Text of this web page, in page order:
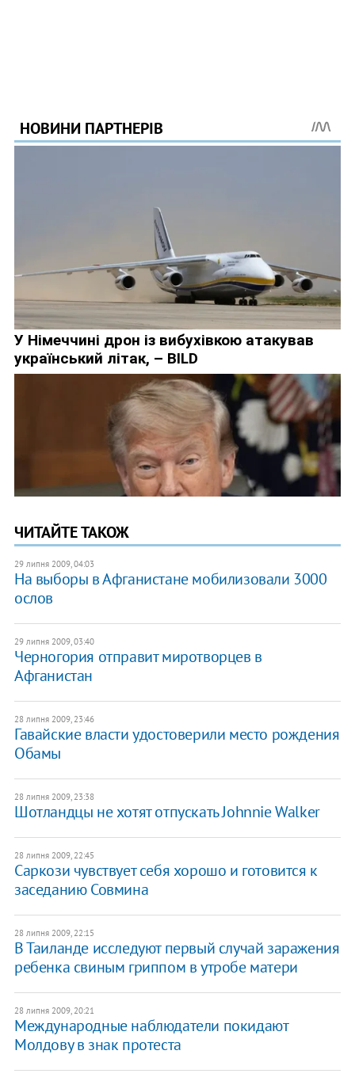
ЧИТАЙТЕ ТАКОЖ
29 липня 2009, 04:03
На выборы в Афганистане мобилизовали 3000
ослов
29 липня 2009, 03:40
Черногория отправит миротворцев в
Афганистан
28 липня 2009, 23:46
Гавайские власти удостоверили место рождения
Обамы
28 липня 2009, 23:38
Шотландцы не хотят отпускать Johnnie Walker
28 липня 2009, 22:45
Саркози чувствует себя хорошо и готовится к
заседанию Совмина
28 липня 2009, 22:15
В Таиланде исследуют первый случай заражения
ребенка свиным гриппом в утробе матери
28 липня 2009, 20:21
Международные наблюдатели покидают
Молдову в знак протеста